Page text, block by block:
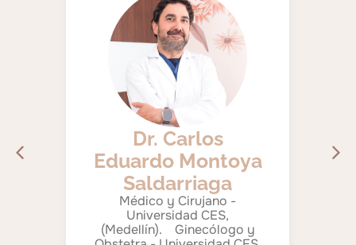
Dr. Carlos
Eduardo Montoya
Saldarriaga
Médico y Cirujano -
Universidad CES,
(Medellín). Ginecólogo y